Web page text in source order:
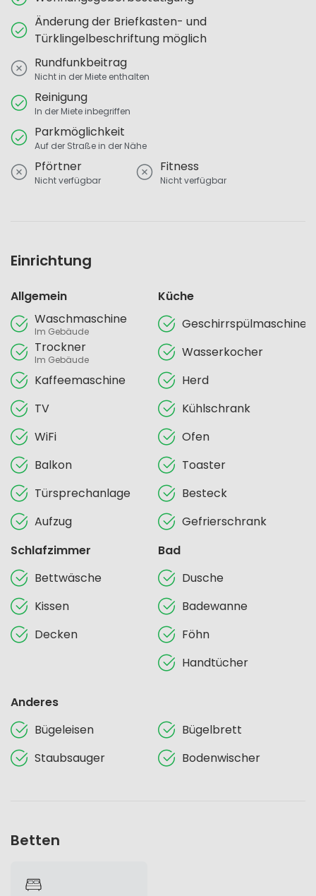
Änderung der Briefkasten- und
Türklingelbeschriftung möglich
Rundfunkbeitrag
Nicht in der Miete enthalten
Reinigung
In der Miete inbegriffen
Parkmöglichkeit
Auf der Straße in der Nähe
Pförtner
Nicht verfügbar
Fitness
Nicht verfügbar
Einrichtung
Allgemein
Waschmaschine
Im Gebäude
Trockner
Im Gebäude
Kaffeemaschine
TV
WiFi
Balkon
Türsprechanlage
Aufzug
Küche
Geschirrspülmaschine
Wasserkocher
Herd
Kühlschrank
Ofen
Toaster
Besteck
Gefrierschrank
Schlafzimmer
Bettwäsche
Kissen
Decken
Bad
Dusche
Badewanne
Föhn
Handtücher
Anderes
Bügeleisen
Bügelbrett
Staubsauger
Bodenwischer
Betten